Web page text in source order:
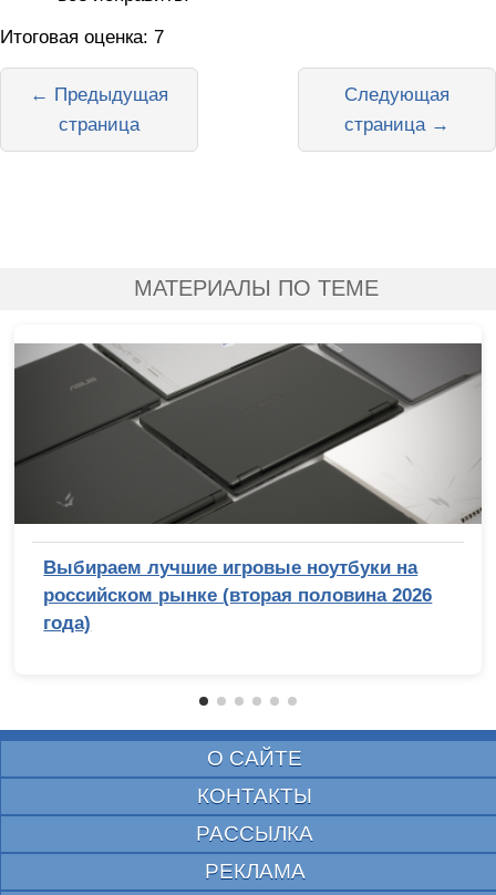
Итоговая оценка: 7
Следующая
страница →
← Предыдущая
страница
МАТЕРИАЛЫ ПО ТЕМЕ
Выбираем лучшие игровые ноутбуки на
российском рынке (вторая половина 2026
года)
О САЙТЕ
КОНТАКТЫ
РАССЫЛКА
РЕКЛАМА